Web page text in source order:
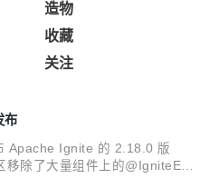
造物
收藏
关注
布
Apache Ignite 的 2.18.0 版
除了大量组件上的@IgniteExp